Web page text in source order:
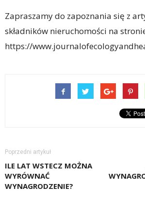
Zapraszamy do zapoznania się z
składników nieruchomości na
https://
Poprzedni artykuł
ILE LAT WSTECZ MOŻNA
WYRÓWNAĆ
WYNAGRODZENIE?